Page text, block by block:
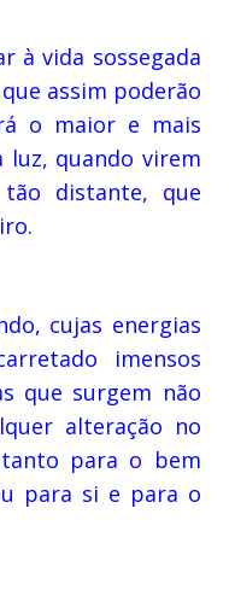
à vida sossegada
assim poderão
o maior e mais
luz, quando virem
distante, que
cujas energias
imensos
que surgem não
alteração no
para o bem
para si e para o